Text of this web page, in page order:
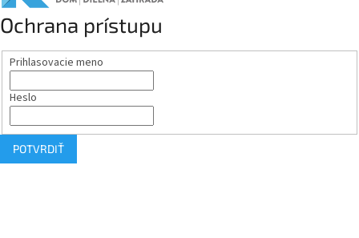
Ochrana prístupu
Prihlasovacie meno
Heslo
POTVRDIŤ